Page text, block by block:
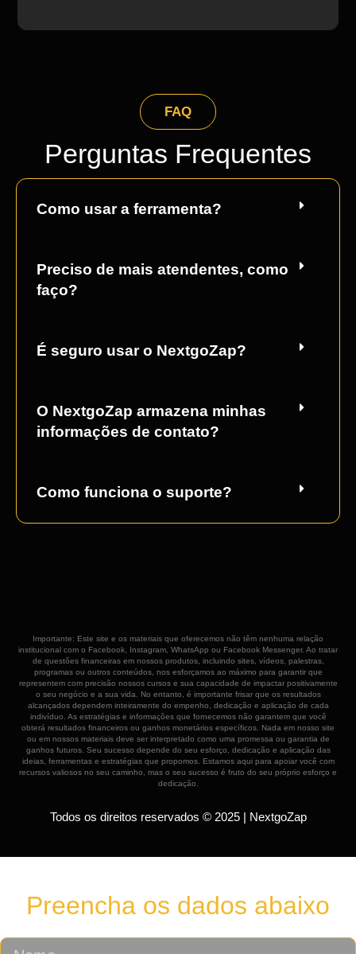
FAQ
Perguntas Frequentes
Como usar a ferramenta?
Preciso de mais atendentes, como
faço?
É seguro usar o NextgoZap?
O NextgoZap armazena minhas
informações de contato?
Como funciona o suporte?
Importante: Este site e os materiais que oferecemos não têm nenhuma relação
institucional com o Facebook, Instagram, WhatsApp ou Facebook Messenger. Ao tratar
de questões financeiras em nossos produtos, incluindo sites, vídeos, palestras,
programas ou outros conteúdos, nos esforçamos ao máximo para garantir que
representem com precisão nossos cursos e sua capacidade de impactar positivamente
o seu negócio e a sua vida. No entanto, é importante frisar que os resultados
alcançados dependem inteiramente do empenho, dedicação e aplicação de cada
indivíduo. As estratégias e informações que fornecemos não garantem que você
obterá resultados financeiros ou ganhos monetários específicos. Nada em nosso site
ou em nossos materiais deve ser interpretado como uma promessa ou garantia de
ganhos futuros. Seu sucesso depende do seu esforço, dedicação e aplicação das
ideias, ferramentas e estratégias que propomos. Estamos aqui para apoiar você com
recursos valiosos no seu caminho, mas o seu sucesso é fruto do seu próprio esforço e
dedicação.
Todos os direitos reservados © 2025 | NextgoZap
Preencha os dados abaixo